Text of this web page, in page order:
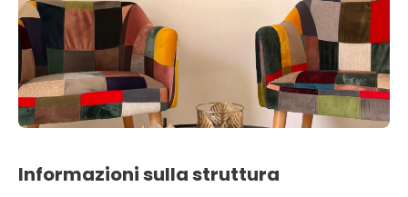
Informazioni sulla struttura